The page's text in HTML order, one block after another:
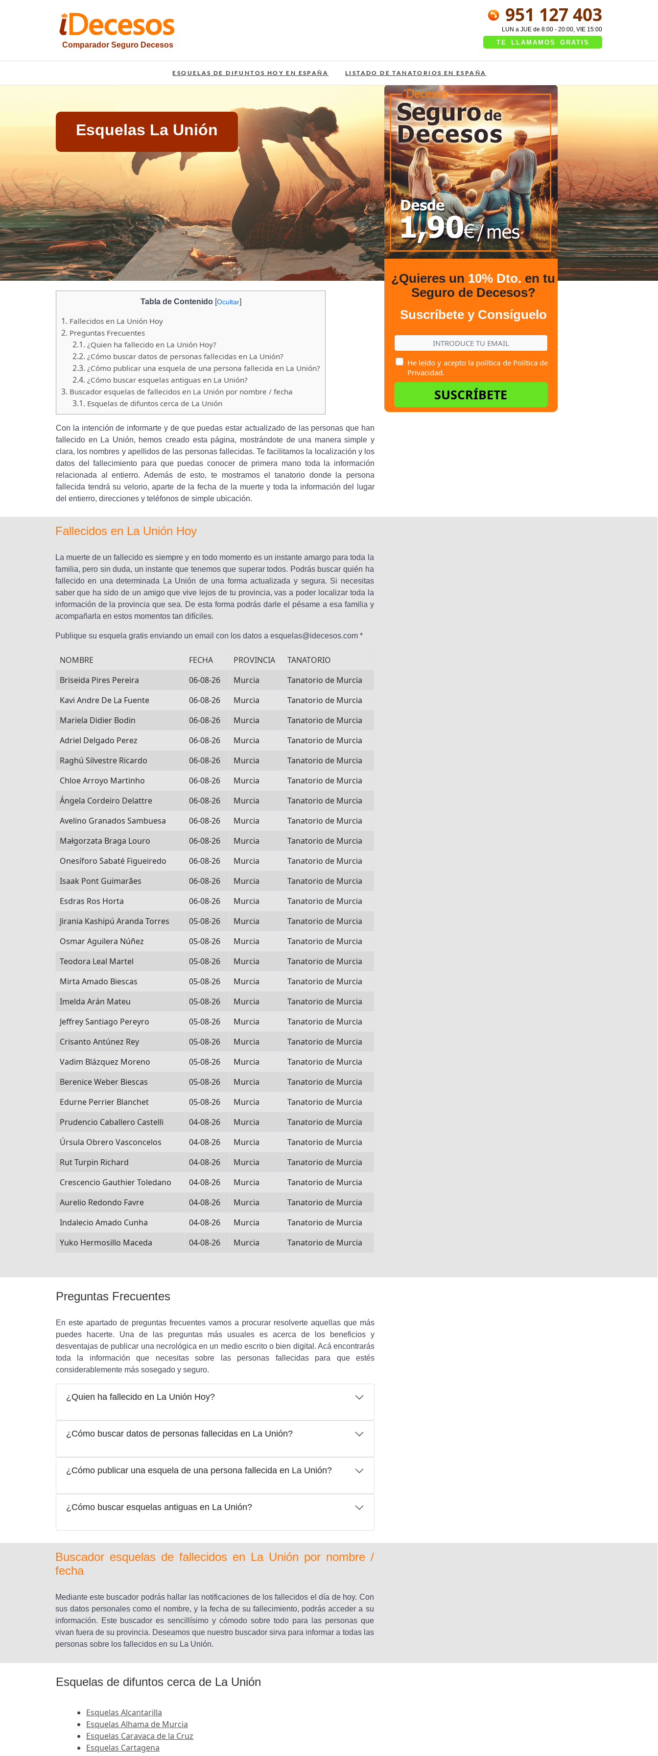
Comparador Seguro Decesos
iesquelas
951 127 403
LUN a JUE de 8:00 - 20:00, VIE 15:00
TE LLAMAMOS GRATIS
ESQUELAS DE DIFUNTOS HOY EN ESPAÑA LISTADO DE TANATORIOS EN ESPAÑA
¿Quieres un 10% Dto. en tu
Seguro de Decesos?
Suscríbete y Consíguelo
He leído y acepto la política de Política de
Privacidad.
SUSCRÍBETE
Esquelas La Unión
Tabla de Contenido [Ocultar]
1. Fallecidos en La Unión Hoy
2. Preguntas Frecuentes
2.1. ¿Quien ha fallecido en La Unión Hoy?
2.2. ¿Cómo buscar datos de personas fallecidas en La Unión?
2.3. ¿Cómo publicar una esquela de una persona fallecida en La Unión?
2.4. ¿Cómo buscar esquelas antiguas en La Unión?
3. Buscador esquelas de fallecidos en La Unión por nombre / fecha
3.1. Esquelas de difuntos cerca de La Unión
Con la intención de informarte y de que puedas estar actualizado de las personas que han
fallecido en La Unión, hemos creado esta página, mostrándote de una manera simple y
clara, los nombres y apellidos de las personas fallecidas. Te facilitamos la localización y los
datos del fallecimiento para que puedas conocer de primera mano toda la información
relacionada al entierro. Además de esto, te mostramos el tanatorio donde la persona
fallecida tendrá su velorio, aparte de la fecha de la muerte y toda la información del lugar
del entierro, direcciones y teléfonos de simple ubicación.
Fallecidos en La Unión Hoy
La muerte de un fallecido es siempre y en todo momento es un instante amargo para toda la
familia, pero sin duda, un instante que tenemos que superar todos. Podrás buscar quién ha
fallecido en una determinada La Unión de una forma actualizada y segura. Si necesitas
saber que ha sido de un amigo que vive lejos de tu provincia, vas a poder localizar toda la
información de la provincia que sea. De esta forma podrás darle el pésame a esa familia y
acompañarla en estos momentos tan difíciles.
Publique su esquela gratis enviando un email con los datos a esquelas@idecesos.com *
NOMBRE FECHA PROVINCIA
TANATORIO
Briseida Pires Pereira
06-08-26 Murcia
Tanatorio de Murcia
Kavi Andre De La Fuente
06-08-26 Murcia
Tanatorio de Murcia
Mariela Didier Bodin
06-08-26 Murcia
Tanatorio de Murcia
Adriel Delgado Perez
06-08-26 Murcia
Tanatorio de Murcia
Raghú Silvestre Ricardo
06-08-26 Murcia
Tanatorio de Murcia
Chloe Arroyo Martinho
06-08-26 Murcia
Tanatorio de Murcia
Ángela Cordeiro Delattre
06-08-26 Murcia
Tanatorio de Murcia
Avelino Granados Sambuesa
06-08-26 Murcia
Tanatorio de Murcia
Małgorzata Braga Louro
06-08-26 Murcia
Tanatorio de Murcia
Onesíforo Sabaté Figueiredo
06-08-26 Murcia
Tanatorio de Murcia
Isaak Pont Guimarães
06-08-26 Murcia
Tanatorio de Murcia
Esdras Ros Horta
06-08-26 Murcia
Tanatorio de Murcia
Jirania Kashipú Aranda Torres
05-08-26 Murcia
Tanatorio de Murcia
Osmar Aguilera Núñez
05-08-26 Murcia
Tanatorio de Murcia
Teodora Leal Martel
05-08-26 Murcia
Tanatorio de Murcia
Mirta Amado Biescas
05-08-26 Murcia
Tanatorio de Murcia
Imelda Arán Mateu
05-08-26 Murcia
Tanatorio de Murcia
Jeffrey Santiago Pereyro
05-08-26 Murcia
Tanatorio de Murcia
Crisanto Antúnez Rey
05-08-26 Murcia
Tanatorio de Murcia
Vadim Blázquez Moreno
05-08-26 Murcia
Tanatorio de Murcia
Berenice Weber Biescas
05-08-26 Murcia
Tanatorio de Murcia
Edurne Perrier Blanchet
05-08-26 Murcia
Tanatorio de Murcia
Prudencio Caballero Castelli
04-08-26 Murcia
Tanatorio de Murcia
Úrsula Obrero Vasconcelos
04-08-26 Murcia
Tanatorio de Murcia
Rut Turpin Richard
04-08-26 Murcia
Tanatorio de Murcia
Crescencio Gauthier Toledano
04-08-26 Murcia
Tanatorio de Murcia
Aurelio Redondo Favre
04-08-26 Murcia
Tanatorio de Murcia
Indalecio Amado Cunha
04-08-26 Murcia
Tanatorio de Murcia
Yuko Hermosillo Maceda
04-08-26 Murcia Tanatorio de Murcia
Preguntas Frecuentes
En este apartado de preguntas frecuentes vamos a procurar resolverte aquellas que más
puedes hacerte. Una de las preguntas más usuales es acerca de los beneficios y
desventajas de publicar una necrológica en un medio escrito o bien digital. Acá encontrarás
toda la información que necesitas sobre las personas fallecidas para que estés
considerablemente más sosegado y seguro.
¿Quien ha fallecido en La Unión Hoy?
¿Cómo buscar datos de personas fallecidas en La Unión?
¿Cómo publicar una esquela de una persona fallecida en La Unión?
¿Cómo buscar esquelas antiguas en La Unión?
Buscador esquelas de fallecidos en La Unión por nombre /
fecha
Mediante este buscador podrás hallar las notificaciones de los fallecidos el día de hoy. Con
sus datos personales como el nombre, y la fecha de su fallecimiento, podrás acceder a su
información. Este buscador es sencillísimo y cómodo sobre todo para las personas que
vivan fuera de su provincia. Deseamos que nuestro buscador sirva para informar a todas las
personas sobre los fallecidos en su La Unión.
Esquelas de difuntos cerca de La Unión
Esquelas Alcantarilla
Esquelas Alhama de Murcia
Esquelas Caravaca de la Cruz
Esquelas Cartagena